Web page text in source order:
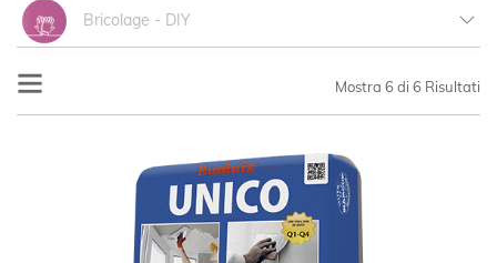
Bricolage - DIY
Mostra 6 di 6 Risultati